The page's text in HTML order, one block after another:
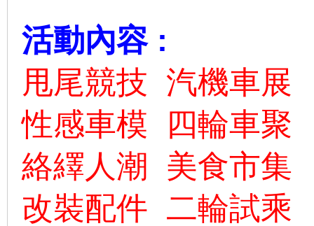
活動內容 :
甩尾競技 汽機車展
性感車模 四輪車聚
絡繹人潮 美食市集
改裝配件 二輪試乘